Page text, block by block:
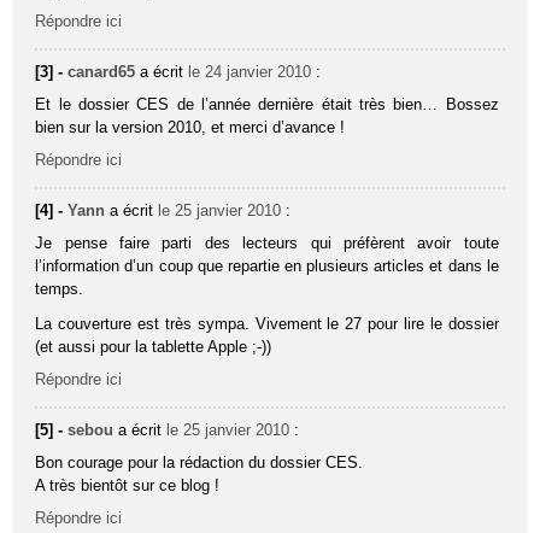
Répondre ici
[3] -canard65 a écrit le 24 janvier 2010 :
Et le dossier CES de l’année dernière était très bien… Bossez
bien sur la version 2010, et merci d’avance !
Répondre ici
[4] -Yann a écrit le 25 janvier 2010 :
Je pense faire parti des lecteurs qui préfèrent avoir toute
l’information d’un coup que repartie en plusieurs articles et dans le
temps.
La couverture est très sympa. Vivement le 27 pour lire le dossier
(et aussi pour la tablette Apple ;-))
Répondre ici
[5] -sebou a écrit le 25 janvier 2010 :
Bon courage pour la rédaction du dossier CES.
A très bientôt sur ce blog !
Répondre ici